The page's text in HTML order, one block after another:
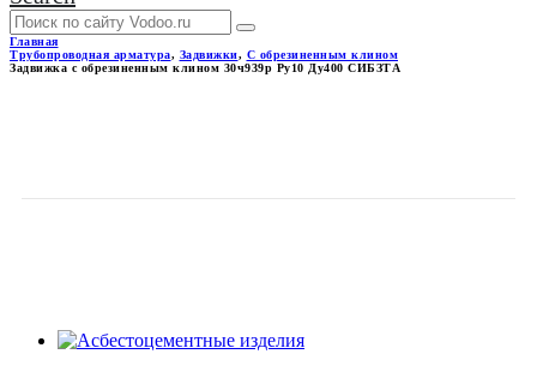
Главная
Трубопроводная арматура, Задвижки, С обрезиненным клином
Задвижка с обрезиненным клином 30ч939р Ру10 Ду400 СИБЗТА